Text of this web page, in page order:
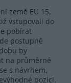
země EU 15,
vstupovali do
pobírat
postupně
by
na průměrné
s návrhem,
pozici.